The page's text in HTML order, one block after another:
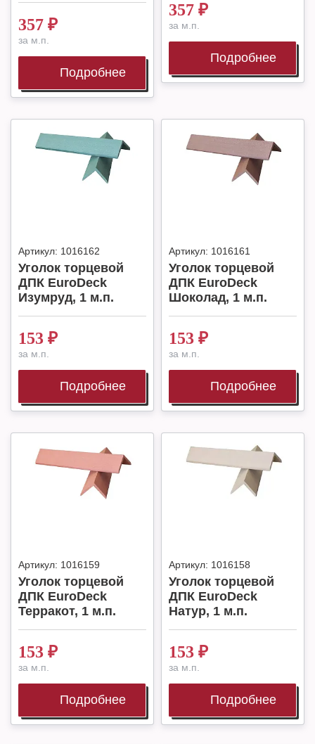
357 ₽
за м.п.
Подробнее
357 ₽
за м.п.
Подробнее
Артикул: 1016162
Уголок торцевой
ДПК EuroDeck
Изумруд, 1 м.п.
153 ₽
за м.п.
Подробнее
Артикул: 1016161
Уголок торцевой
ДПК EuroDeck
Шоколад, 1 м.п.
153 ₽
за м.п.
Подробнее
Артикул: 1016159
Уголок торцевой
ДПК EuroDeck
Терракот, 1 м.п.
153 ₽
за м.п.
Подробнее
Артикул: 1016158
Уголок торцевой
ДПК EuroDeck
Натур, 1 м.п.
153 ₽
за м.п.
Подробнее